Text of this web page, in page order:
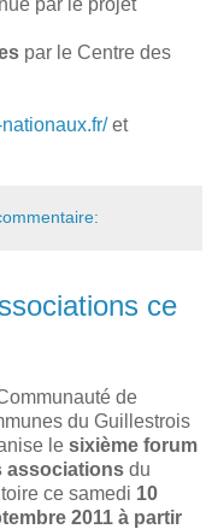
par le Centre des
et
ce
de
du Guillestrois
le sixième forum
associations du
ce samedi 10
2011 à partir